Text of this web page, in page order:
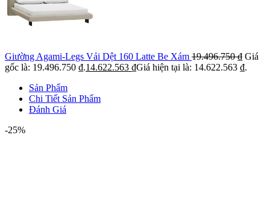
Giường Agami-Legs Vải Dệt 160 Latte Be Xám 19.496.750₫ Giá
gốc là: 19.496.750 ₫.14.622.563 ₫Giá hiện tại là: 14.622.563 ₫.
Sản Phẩm
Chi Tiết Sản Phẩm
Đánh Giá
-25%